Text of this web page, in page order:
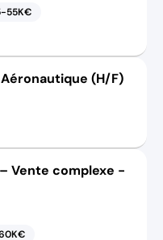
55K€
(H/F)
Vente complexe -